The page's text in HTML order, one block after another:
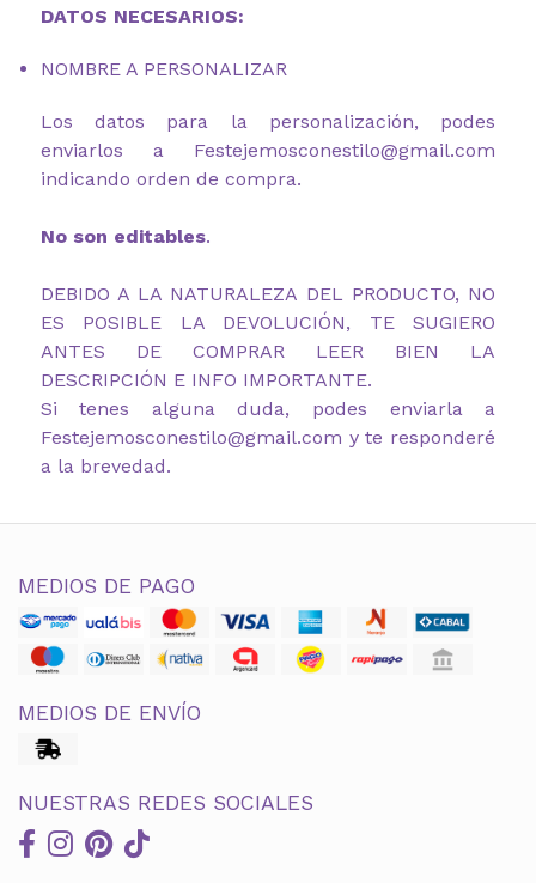
DATOS NECESARIOS:
NOMBRE A PERSONALIZAR
Los datos para la personalización, podes
enviarlos a Festejemosconestilo@gmail.com
indicando orden de compra.
No son editables.
DEBIDO A LA NATURALEZA DEL PRODUCTO, NO
ES POSIBLE LA DEVOLUCIÓN, TE SUGIERO
ANTES DE COMPRAR LEER BIEN LA
DESCRIPCIÓN E INFO IMPORTANTE.
Si tenes alguna duda, podes enviarla a
Festejemosconestilo@gmail.com y te responderé
a la brevedad.
MEDIOS DE PAGO
MEDIOS DE ENVÍO
NUESTRAS REDES SOCIALES